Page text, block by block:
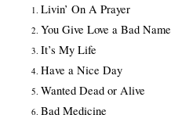
Livin’ On A Prayer
You Give Love a Bad Name
It’s My Life
Have a Nice Day
Wanted Dead or Alive
Bad Medicine